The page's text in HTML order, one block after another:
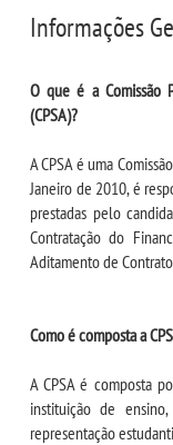
PROUNI
CURSOS
BACHARELADOS
VESTIBULAR
Informações
O que é a Comissão
(CPSA)?
A CPSA é uma
Janeiro de 2010, é
prestadas pelo
Contratação do
Aditamento de
Como é composta a
A CPSA é composta
instituição de
representação